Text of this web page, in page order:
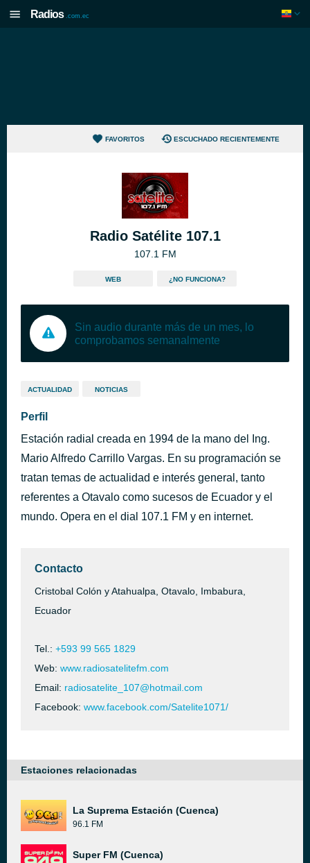
Radios .com.ec
FAVORITOS ESCUCHADO RECIENTEMENTE
Radio Satélite 107.1
107.1 FM
WEB ¿NO FUNCIONA?
Sin audio durante más de un mes, lo
comprobamos semanalmente
ACTUALIDAD NOTICIAS
Perfil
Estación radial creada en 1994 de la mano del Ing.
Mario Alfredo Carrillo Vargas. En su programación se
tratan temas de actualidad e interés general, tanto
referentes a Otavalo como sucesos de Ecuador y el
mundo. Opera en el dial 107.1 FM y en internet.
Contacto
Cristobal Colón y Atahualpa, Otavalo, Imbabura,
Ecuador
Tel.: +593 99 565 1829
Web: www.radiosatelitefm.com
Email: radiosatelite_107@hotmail.com
Facebook: www.facebook.com/Satelite1071/
Estaciones relacionadas
La Suprema Estación (Cuenca)
96.1 FM
Super FM (Cuenca)